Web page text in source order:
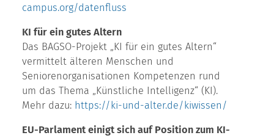
campus.org/datenfluss
KI für ein gutes Altern
Das BAGSO-Projekt „KI für ein gutes Altern“
vermittelt älteren Menschen und
Seniorenorganisationen Kompetenzen rund
um das Thema „Künstliche Intelligenz“ (KI).
Mehr dazu: https://ki-und-alter.de/kiwissen/
EU-Parlament einigt sich auf Position zum KI-